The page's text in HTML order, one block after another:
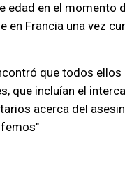
edad en el momento
en Francia una vez
que todos ellos
que incluían el
acerca del